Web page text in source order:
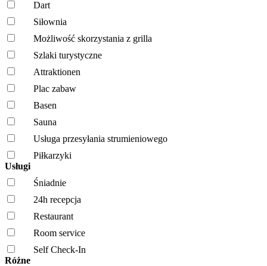
Dart
Siłownia
Możliwość skorzystania z grilla
Szlaki turystyczne
Attraktionen
Plac zabaw
Basen
Sauna
Usługa przesyłania strumieniowego
Piłkarzyki
Usługi
Śniadnie
24h recepcja
Restaurant
Room service
Self Check-In
Różne